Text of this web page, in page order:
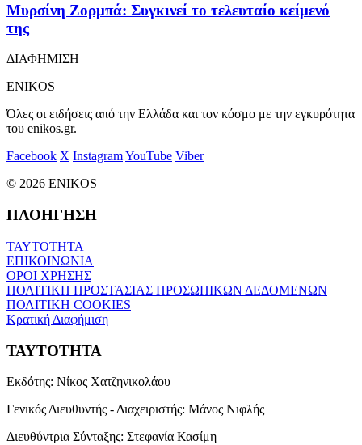
Μυρσίνη Ζορμπά: Συγκινεί το τελευταίο κείμενό
της
ΔΙΑΦΗΜΙΣΗ
ENIKOS
Όλες οι ειδήσεις από την Ελλάδα και τον κόσμο με την εγκυρότητα
του enikos.gr.
Facebook X InstagramYouTube Viber
© 2026 ENIKOS
ΠΛΟΗΓΗΣΗ
ΤΑΥΤΟΤΗΤΑ
ΕΠΙΚΟΙΝΩΝΙΑ
ΟΡΟΙ ΧΡΗΣΗΣ
ΠΟΛΙΤΙΚΗ ΠΡΟΣΤΑΣΙΑΣ ΠΡΟΣΩΠΙΚΩΝ ΔΕΔΟΜΕΝΩΝ
ΠΟΛΙΤΙΚΗ COOKIES
Κρατική Διαφήμιση
ΤΑΥΤΟΤΗΤΑ
Εκδότης: Νίκος Χατζηνικολάου
Γενικός Διευθυντής - Διαχειριστής: Μάνος Νιφλής
Διευθύντρια Σύνταξης: Στεφανία Κασίμη